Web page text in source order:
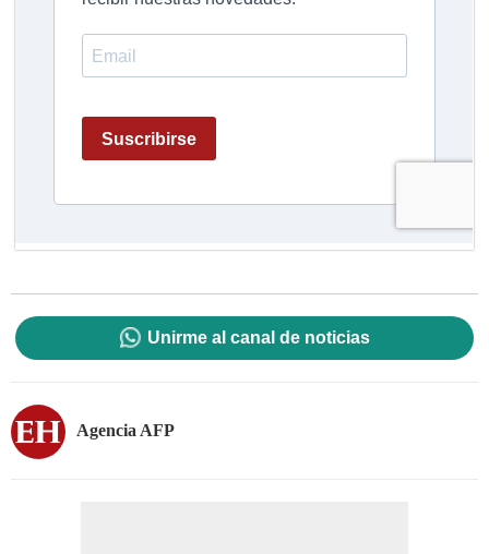
Unirme al canal de noticias
Agencia AFP